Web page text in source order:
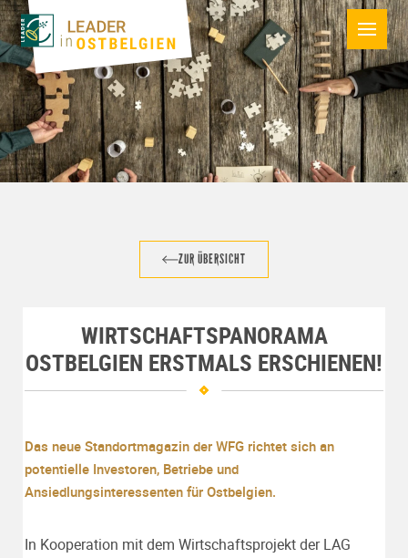
ZUR ÜBERSICHT
WIRTSCHAFTSPANORAMA
OSTBELGIEN ERSTMALS ERSCHIENEN!
Das neue Standortmagazin der WFG richtet sich an
potentielle Investoren, Betriebe und
Ansiedlungsinteressenten für Ostbelgien.
In Kooperation mit dem Wirtschaftsprojekt der LAG